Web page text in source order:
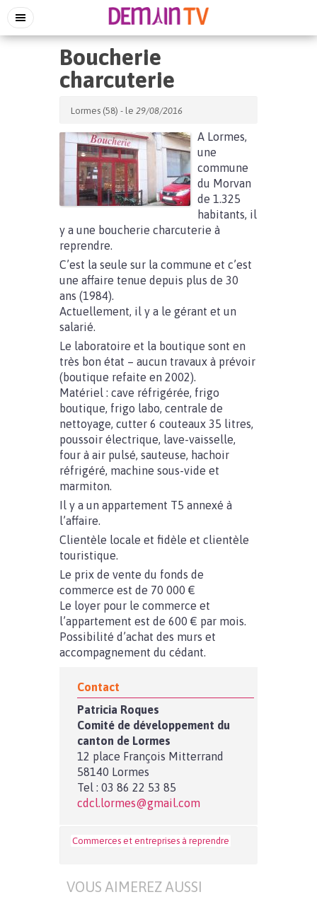
Boucherie
charcuterie
Lormes (58) - le 29/08/2016
A Lormes,
une
commune
du Morvan
de 1.325
habitants, il
y a une boucherie charcuterie à
reprendre.
C’est la seule sur la commune et c’est
une affaire tenue depuis plus de 30
ans (1984).
Actuellement, il y a le gérant et un
salarié.
Le laboratoire et la boutique sont en
très bon état – aucun travaux à prévoir
(boutique refaite en 2002).
Matériel : cave réfrigérée, frigo
boutique, frigo labo, centrale de
nettoyage, cutter 6 couteaux 35 litres,
poussoir électrique, lave-vaisselle,
four à air pulsé, sauteuse, hachoir
réfrigéré, machine sous-vide et
marmiton.
Il y a un appartement T5 annexé à
l’affaire.
Clientèle locale et fidèle et clientèle
touristique.
Le prix de vente du fonds de
commerce est de 70 000 €
Le loyer pour le commerce et
l’appartement est de 600 € par mois.
Possibilité d’achat des murs et
accompagnement du cédant.
Contact
Patricia Roques
Comité de développement du
canton de Lormes
12 place François Mitterrand
58140 Lormes
Tel : 03 86 22 53 85
cdcl.lormes@gmail.com
Commerces et entreprises à reprendre
VOUS AIMEREZ AUSSI